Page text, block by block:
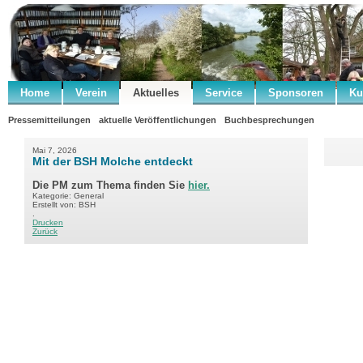
Home Verein Aktuelles Service Sponsoren
Pressemitteilungen aktuelle Veröffentlichungen Buchbesprechungen
Mai 7, 2026
Mit der BSH Molche entdeckt
Die PM zum Thema finden Sie hier.
Kategorie: General
Erstellt von: BSH
Drucken
Zurück